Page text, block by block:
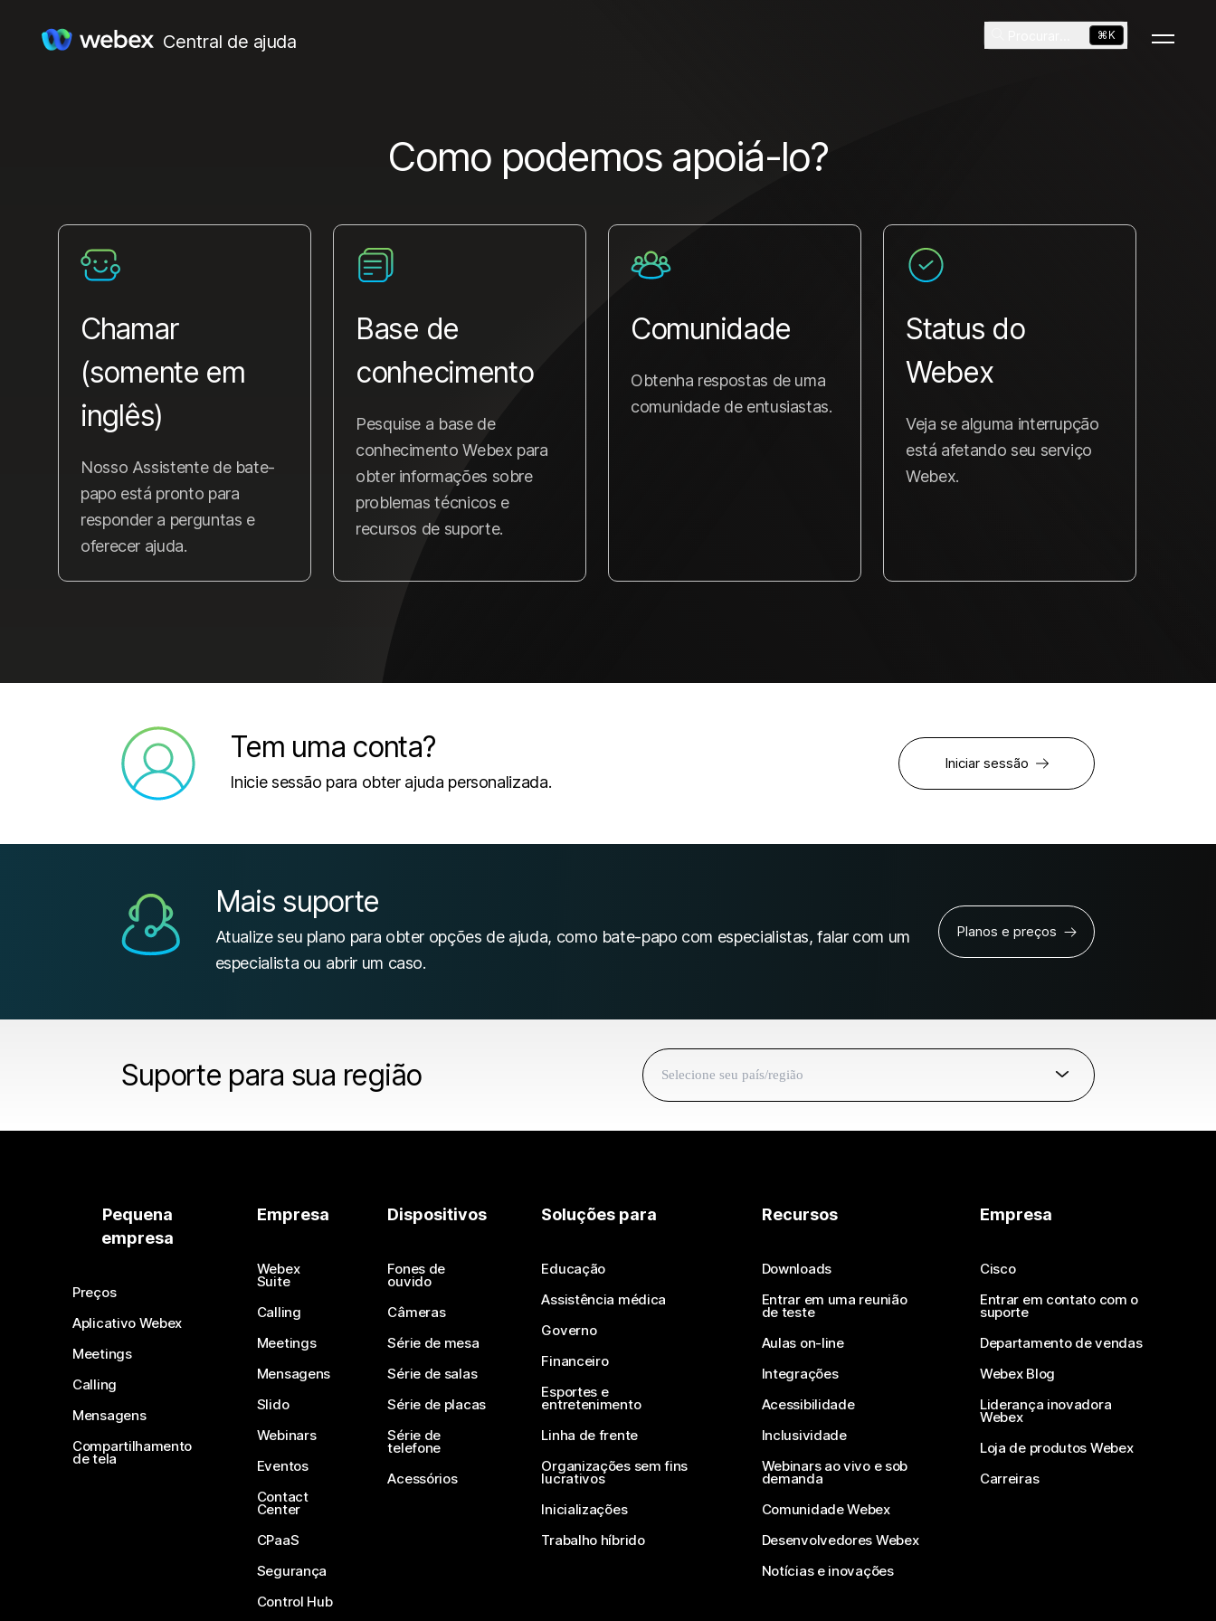
Central de ajuda ⌘K
Como podemos apoiá-lo?
Chamar
(somente em
inglês)
Nosso Assistente de bate-
papo está pronto para
responder a perguntas e
oferecer ajuda.
Base de
conhecimento
Pesquise a base de
conhecimento Webex para
obter informações sobre
problemas técnicos e
recursos de suporte.
Comunidade
Obtenha respostas de uma
comunidade de entusiastas.
Status do
Webex
Veja se alguma interrupção
está afetando seu serviço
Webex.
Tem uma conta?
Inicie sessão para obter ajuda personalizada.
Iniciar sessão
Mais suporte
Atualize seu plano para obter opções de ajuda, como bate-papo com especialistas, falar com um
especialista ou abrir um caso.
Planos e preços
Suporte para sua região
Pequena
empresa
Preços
Aplicativo Webex
Meetings
Calling
Mensagens
Compartilhamento
de tela
Empresa
Webex
Suite
Calling
Meetings
Mensagens
Slido
Webinars
Eventos
Contact
Center
CPaaS
Segurança
Control Hub
Dispositivos
Fones de
ouvido
Câmeras
Série de mesa
Série de salas
Série de placas
Série de
telefone
Acessórios
Soluções para
Educação
Assistência médica
Governo
Financeiro
Esportes e
entretenimento
Linha de frente
Organizações sem fins
lucrativos
Inicializações
Trabalho híbrido
Recursos
Downloads
Entrar em uma reunião
de teste
Aulas on-line
Integrações
Acessibilidade
Inclusividade
Webinars ao vivo e sob
demanda
Comunidade Webex
Desenvolvedores Webex
Notícias e inovações
Empresa
Cisco
Entrar em contato com o
suporte
Departamento de vendas
Webex Blog
Liderança inovadora
Webex
Loja de produtos Webex
Carreiras